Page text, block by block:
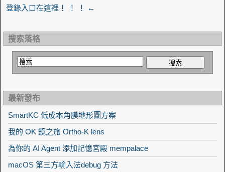
登錄入口在這裡！ ！ ！ ←
搜索落格
最新發布
SmartKC 低成本角膜地形圖方案
我的 OK 鏡之旅 Ortho-K lens
為你的 AI Agent 添加記憶宮殿 mempalace
macOS 第三方輸入法debug 方法